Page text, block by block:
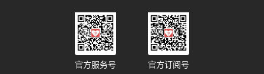
官方服务号 官方订阅号